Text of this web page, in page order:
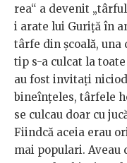
rea“ a devenit
i arate lui Guriță în
târfe din școală, una
tip s-a culcat la
au fost invitați
bineînțeles, târfele
se culcau doar cu
Fiindcă aceia erau
mai populari. Aveau